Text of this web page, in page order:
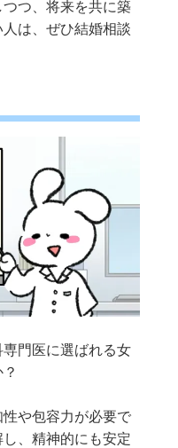
つ、将来を共に築
は、ぜひ結婚相談
専門医に選ばれる女
や包容力が必要で
、精神的にも安定